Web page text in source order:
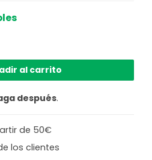
Steinhauer Lido cantidad
al carrito
después.
de 50€
los clientes